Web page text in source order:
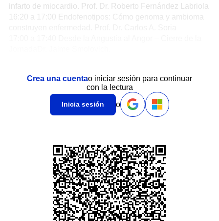
infarto de miocardio. Prof. Dr. Roberto Fernández Labriola
16:20 a 17:00 Endofenotipos: Cómo genoma y ambioma
Crea una cuentao iniciar sesión para continuar
con la lectura
Inicia sesión o